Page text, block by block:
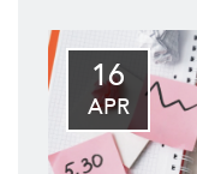
16
APR